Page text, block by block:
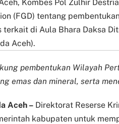
Kombes Pol Zulhir
(FGD) tentang
terkait di Aula Bhara Daksa
Aceh).
pembentukan Wilayah
emas dan mineral, serta
Aceh – Direktorat Reserse
kabupaten untuk